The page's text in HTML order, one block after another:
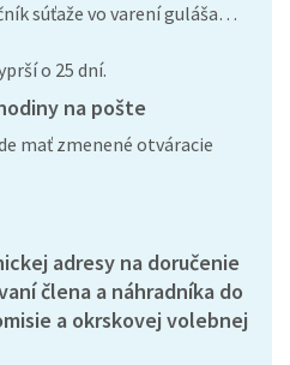
súťaže vo varení guláša…
o 25 dní.
na pošte
mať zmenené otváracie
adresy na doručenie
člena a náhradníka do
a okrskovej volebnej